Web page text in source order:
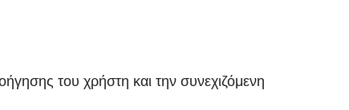
του χρήστη και την συνεχιζόμενη